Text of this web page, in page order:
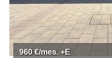
960 €/mes. +E